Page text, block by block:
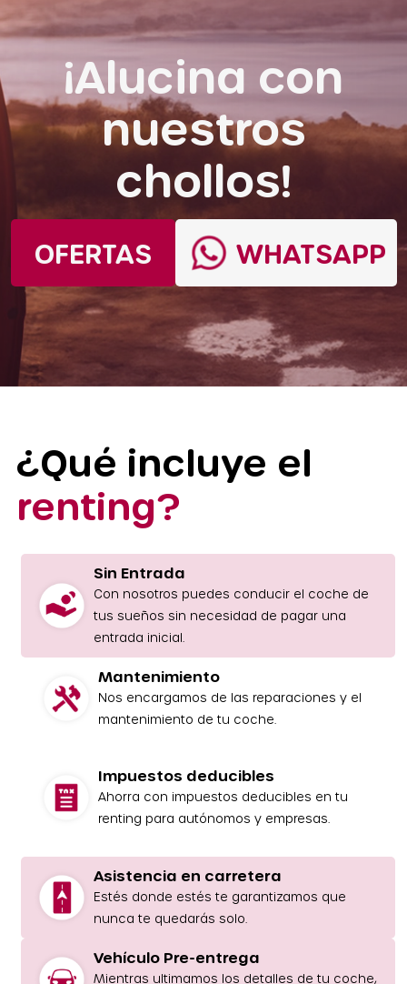
¡Alucina con
nuestros
chollos!
OFERTAS WHATSAPP
¿Qué incluye el
renting?
Sin Entrada
Con nosotros puedes conducir el coche de
tus sueños sin necesidad de pagar una
entrada inicial.
Mantenimiento
Nos encargamos de las reparaciones y el
mantenimiento de tu coche.
Impuestos deducibles
Ahorra con impuestos deducibles en tu
renting para autónomos y empresas.
Asistencia en carretera
Estés donde estés te garantizamos que
nunca te quedarás solo.
Vehículo Pre-entrega
Mientras ultimamos los detalles de tu coche,